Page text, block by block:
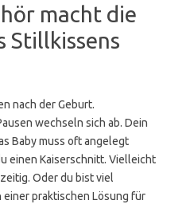
macht die
Stillkissens
nach der Geburt.
wechseln sich ab. Dein
Baby muss oft angelegt
einen Kaiserschnitt. Vielleicht
Oder du bist viel
praktischen Lösung für